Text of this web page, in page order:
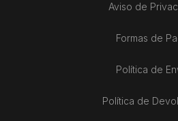
Aviso de
Formas de
Política de
Política de